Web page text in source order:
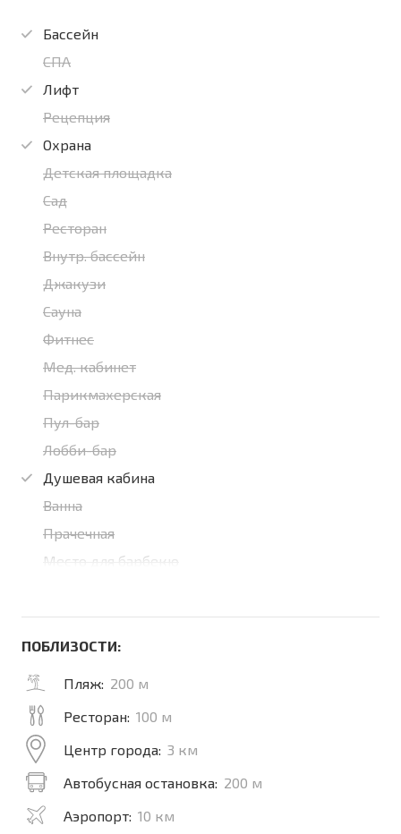
Бассейн
СПА
Лифт
Рецепция
Охрана
Детская площадка
Сад
Ресторан
Внутр. бассейн
Джакузи
Сауна
Фитнес
Мед. кабинет
Парикмахерская
Пул-бар
Лобби-бар
Душевая кабина
Ванна
Прачечная
Место для барбекю
ПОБЛИЗОСТИ:
Пляж: 200 м
Ресторан: 100 м
Центр города: 3 км
Автобусная остановка: 200 м
Аэропорт: 10 км